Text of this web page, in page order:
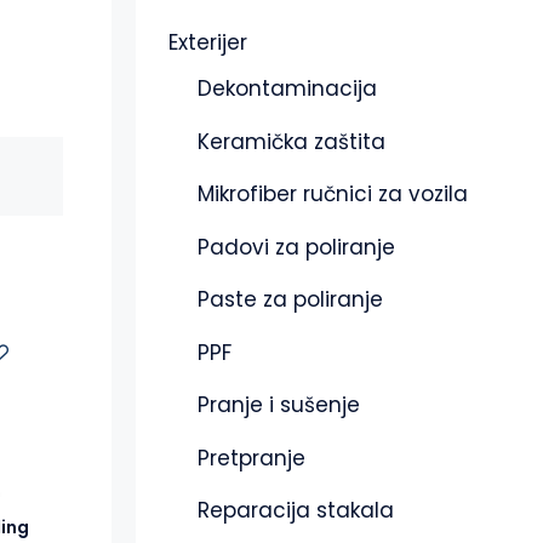
Exterijer
Dekontaminacija
Keramička zaštita
Mikrofiber ručnici za vozila
Padovi za poliranje
Paste za poliranje
PPF
Pranje i sušenje
Pretpranje
Reparacija stakala